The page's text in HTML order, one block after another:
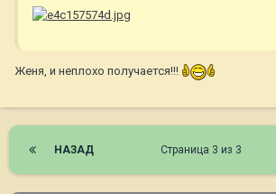
Женя, и неплохо получается!!!
НАЗАД Страница 3 из 3